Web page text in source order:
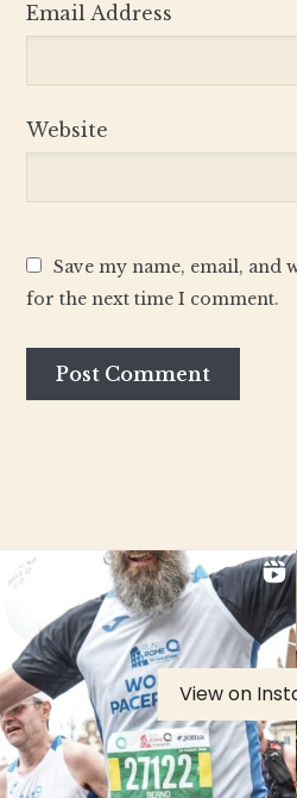
Email Address
Website
Save my name, email, and
for the next time I comment.
View on